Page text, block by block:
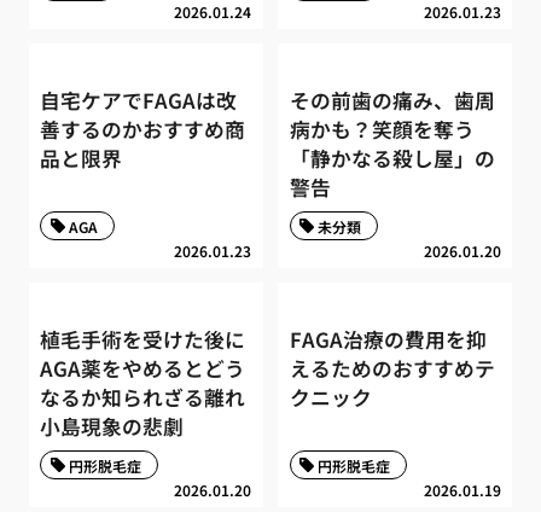
2026.01.24 2026.01.23
自宅ケアでFAGAは改
善するのかおすすめ商
品と限界
2026.01.23
AGA
その前歯の痛み、歯周
病かも？笑顔を奪う
「静かなる殺し屋」の
警告
2026.01.20
未分類
植毛手術を受けた後に
AGA薬をやめるとどう
なるか知られざる離れ
小島現象の悲劇
2026.01.20
円形脱毛症
FAGA治療の費用を抑
えるためのおすすめテ
クニック
2026.01.19
円形脱毛症